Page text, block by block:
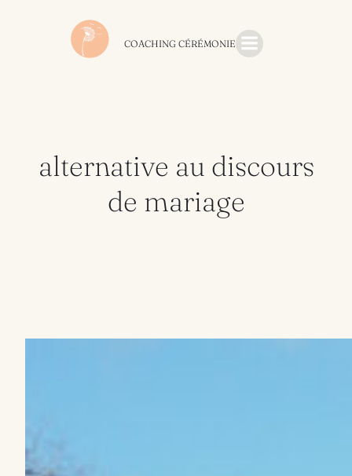
COACHING CÉRÉMONIE
alternative au discours
de mariage